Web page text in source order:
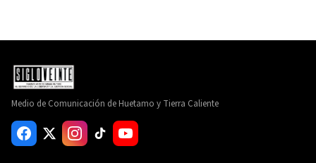
Medio de Comunicación de Huetamo y Tierra Caliente